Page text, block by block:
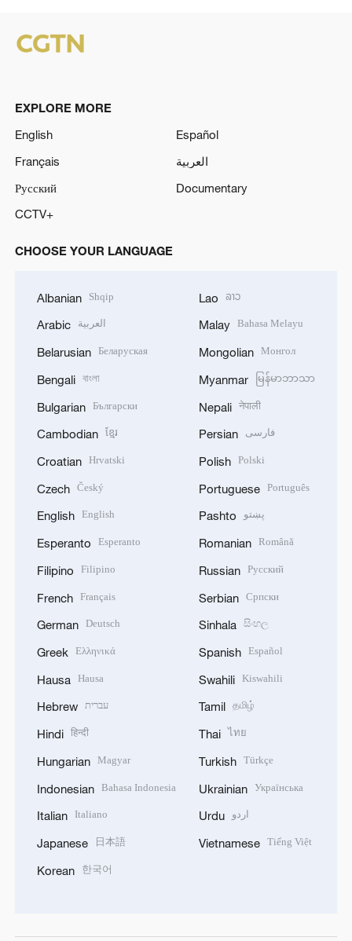
EXPLORE MORE
English
Español
Français
العربية
Русский
Documentary
CCTV+
CHOOSE YOUR LANGUAGE
Albanian Shqip
Arabic العربية
Belarusian Беларуская
Bengali বাংলা
Bulgarian Български
Cambodian ខ្មែរ
Croatian Hrvatski
Czech Český
English English
Esperanto Esperanto
Filipino Filipino
French Français
German Deutsch
Greek Ελληνικά
Hausa Hausa
Hebrew עברית
Hindi हिन्दी
Hungarian Magyar
Indonesian Bahasa Indonesia
Italian Italiano
Japanese 日本語
Korean 한국어
Lao ລາວ
Malay Bahasa Melayu
Mongolian Монгол
Myanmar မြန်မာဘာသာ
Nepali नेपाली
Persian فارسی
Polish Polski
Portuguese Português
Pashto پښتو
Romanian Română
Russian Русский
Serbian Српски
Sinhala සිංහල
Spanish Español
Swahili Kiswahili
Tamil தமிழ்
Thai ไทย
Turkish Türkçe
Ukrainian Українська
Urdu اردو
Vietnamese Tiếng Việt